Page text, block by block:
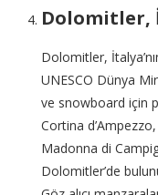
Dolomitler,
Dolomitler,
UNESCO Dünya
ve snowboard için
Cortina
Madonna di
Dolomitler’de